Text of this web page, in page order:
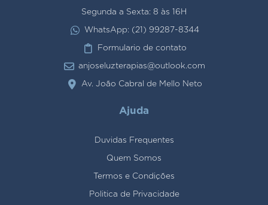
Segunda a Sexta: 8 às 16H
WhatsApp: (21) 99287-8344
Formulario de contato
anjoseluzterapias@outlook.com
Av. João Cabral de Mello Neto
Ajuda
Duvidas Frequentes
Quem Somos
Termos e Condições
Politica de Privacidade